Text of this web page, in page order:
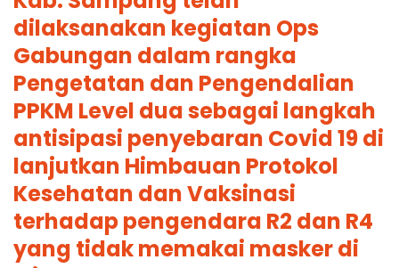
dilaksanakan kegiatan Ops
Gabungan dalam rangka
Pengetatan dan Pengendalian
PPKM Level dua sebagai langkah
antisipasi penyebaran Covid 19 di
lanjutkan Himbauan Protokol
Kesehatan dan Vaksinasi
terhadap pengendara R2 dan R4
yang tidak memakai masker di